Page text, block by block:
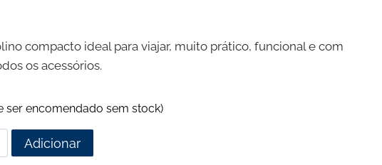
compacto ideal para viajar, muito prático, funcional e com
os acessórios.
ser encomendado sem stock)
Adicionar